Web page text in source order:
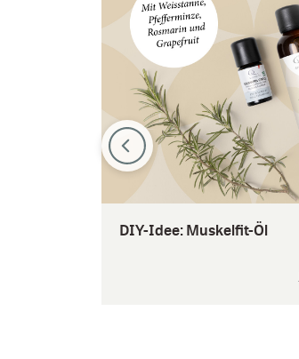
DIY-Idee: Muskelfit-Öl